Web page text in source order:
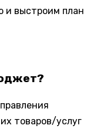
и выстроим план
товаров/услуг